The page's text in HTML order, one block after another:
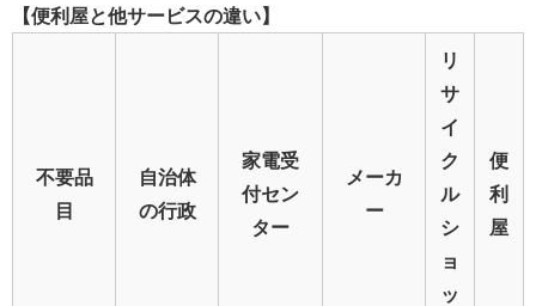
【便利屋と他サービスの違い】
不要品
目
自治体
の行政
家電受
付セン
ター
メーカ
ー
リ
サ
イ
ク
ル
シ
ョ
ッ
便
利
屋